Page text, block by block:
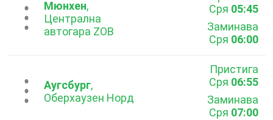
...Мюнхен,
Централна
автогара ZOB
Сря 05:45
Заминава
Сря 06:00
...Аугсбург,
Оберхаузен Норд
Пристига
Сря 06:55
Заминава
Сря 07:00